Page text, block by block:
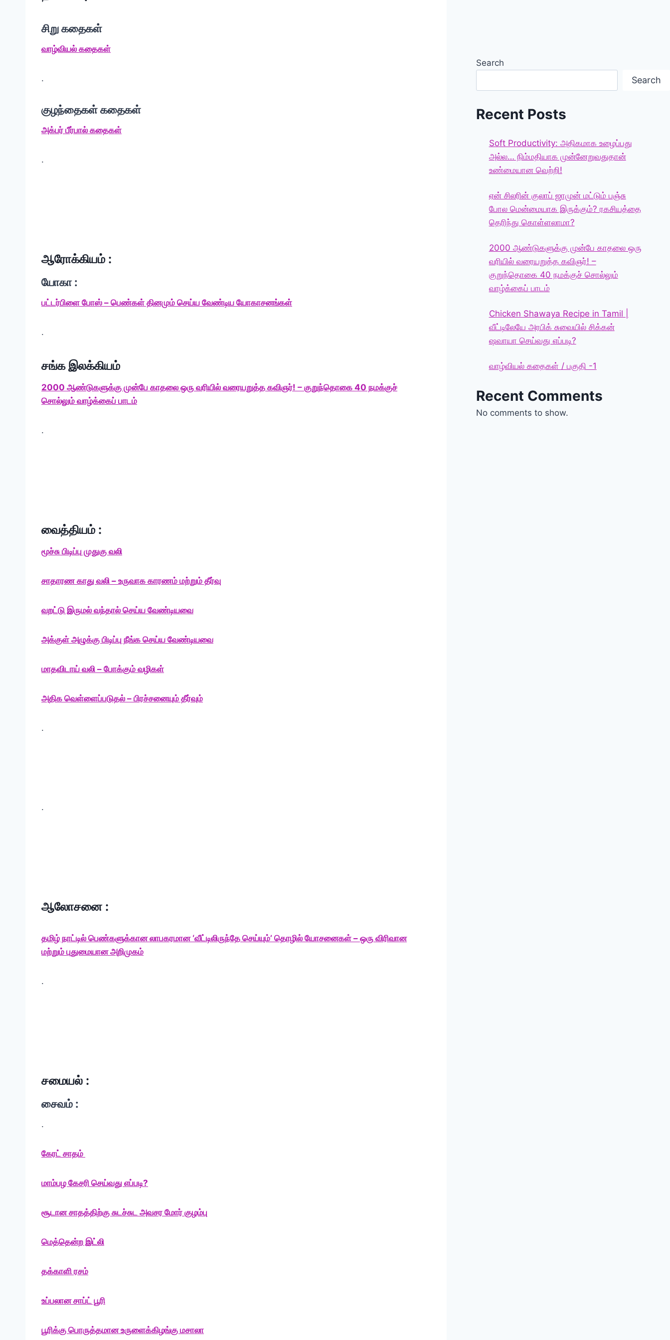
சிறு கதைகள்
வாழ்வியல் கதைகள்
.
குழந்தைகள் கதைகள்
அக்பர் பீர்பால் கதைகள்
.
ஆரோக்கியம் :
யோகா :
பட்டர்பிளை போஸ் – பெண்கள் தினமும் செய்ய வேண்டிய யோகாசனங்கள்
.
சங்க இலக்கியம்
2000 ஆண்டுகளுக்கு முன்பே காதலை ஒரு வரியில் வரையறுத்த கவிஞர்! – குறுந்தொகை 40 நமக்குச்
சொல்லும் வாழ்க்கைப் பாடம்
.
வைத்தியம் :
மூச்சு பிடிப்பு முதுகு வலி
சாதாரண காது வலி – உருவாக காரணம் மற்றும் தீர்வு
வறட்டு இருமல் வந்தால் செய்ய வேண்டியவை
அக்குள் அழுக்கு பிடிப்பு நீங்க செய்ய வேண்டியவை
மாதவிடாய் வலி – போக்கும் வழிகள்
அதிக வெள்ளைப்படுதல் – பிரச்சனையும் தீர்வும்
.
.
ஆலோசனை :
தமிழ் நாட்டில் பெண்களுக்கான லாபகரமான ‘வீட்டிலிருந்தே செய்யும்’ தொழில் யோசனைகள் – ஒரு விரிவான
மற்றும் புதுமையான அறிமுகம்
.
சமையல் :
சைவம் :
.
கேரட் சாதம்
மாம்பழ கேசரி செய்வது எப்படி?
சூடான சாதத்திற்கு சுடச்சுட அவசர மோர் குழம்பு
மெத்தென்ற இட்லி
தக்காளி ரசம்
உப்பலான சாப்ட் பூரி
பூரிக்கு பொருத்தமான உருளைக்கிழங்கு மசாலா
Search
Search
Recent Posts
Soft Productivity: அதிகமாக உழைப்பது
அல்ல… நிம்மதியாக முன்னேறுவதுதான்
உண்மையான வெற்றி!
ஏன் சிலரின் குலாப் ஜாமுன் மட்டும் பஞ்சு
போல மென்மையாக இருக்கும்? ரகசியத்தை
தெரிந்து கொள்ளலாமா?
2000 ஆண்டுகளுக்கு முன்பே காதலை ஒரு
வரியில் வரையறுத்த கவிஞர்! –
குறுந்தொகை 40 நமக்குச் சொல்லும்
வாழ்க்கைப் பாடம்
Chicken Shawaya Recipe in Tamil |
வீட்டிலேயே அரபிக் சுவையில் சிக்கன்
ஷவாயா செய்வது எப்படி?
வாழ்வியல் கதைகள் / பகுதி -1
Recent Comments
No comments to show.